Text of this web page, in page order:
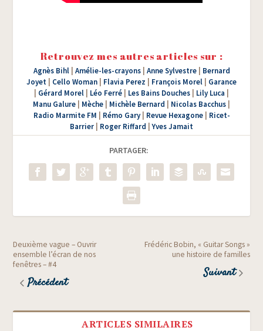
Retrouvez mes autres articles sur :
Agnès Bihl| Amélie-les-crayons| Anne Sylvestre| Bernard
Joyet
Cello Woman Flavia Perez François Morel
Garance
Gérard Morel Léo Ferré Les Bains Douches Lily Luca
Manu Galure
Mèche Michèle Bernard Nicolas Bacchus
Radio Marmite FM
Rémo Gary| Revue Hexagone| Ricet-
Barrier
Roger Riffard |Yves Jamait
PARTAGER:
Deuxième vague – Ouvrir
ensemble l’écran de nos
fenêtres – #4
Précédent
Frédéric Bobin, « Guitar Songs »
une histoire de familles
Suivant
ARTICLES SIMILAIRES